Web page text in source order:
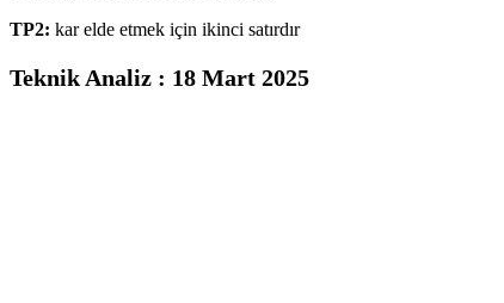
TP2: kar elde etmek için ikinci satırdır
Teknik Analiz : 18 Mart 2025